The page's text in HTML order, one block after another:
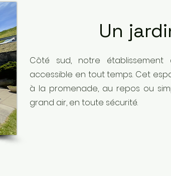
Un
Côté sud, notre
accessible en tout temps. Cet
à la promenade, au repos ou
grand air, en toute sécurité.